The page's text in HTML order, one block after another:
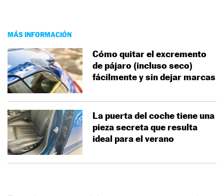
MÁS INFORMACIÓN
Cómo quitar el excremento
de pájaro (incluso seco)
fácilmente y sin dejar marcas
La puerta del coche tiene una
pieza secreta que resulta
ideal para el verano